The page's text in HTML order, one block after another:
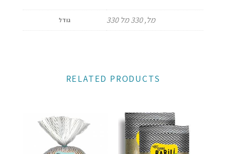
גודל 330 מל, 330 מל
RELATED PRODUCTS